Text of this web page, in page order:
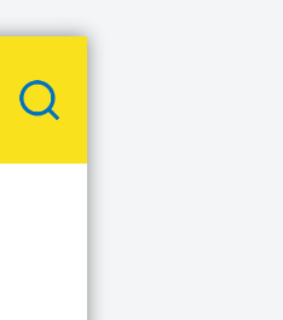
Zoekveld
openen